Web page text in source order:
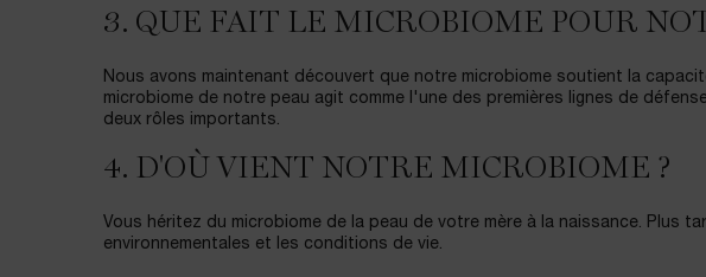
3. QUE FAIT LE MICROBIOME POUR
Nous avons maintenant découvert que notre microbiome soutient la
microbiome de notre peau agit comme l'une des premières lignes de
deux rôles importants.
4. D'OÙ VIENT NOTRE MICROBIOME ?
Vous héritez du microbiome de la peau de votre mère à la naissance. Plus
environnementales et les conditions de vie.